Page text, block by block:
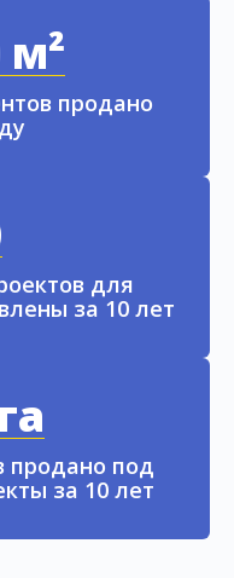
м²
продано
для
за 10 лет
продано под
за 10 лет